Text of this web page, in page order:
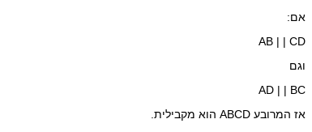
אם:
AB | | CD
וגם
AD | | BC
אז המרובע ABCD הוא מקבילית.